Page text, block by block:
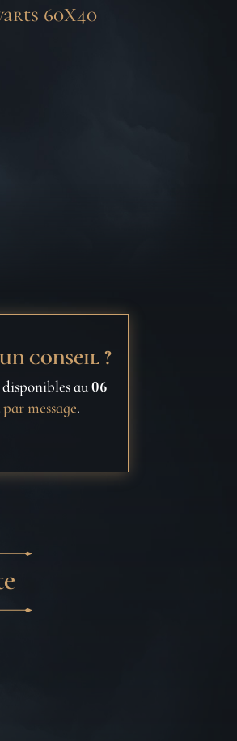
60X40
conseil ?
disponibles au06
par message.